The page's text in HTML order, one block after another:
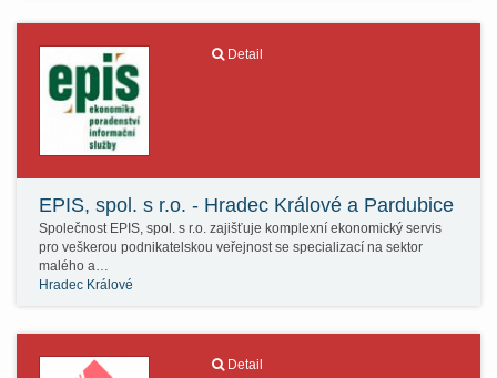
Detail
EPIS, spol. s r.o. - Hradec Králové a Pardubice
Společnost EPIS, spol. s r.o. zajišťuje komplexní ekonomický servis
pro veškerou podnikatelskou veřejnost se specializací na sektor
malého a…
Hradec Králové
Detail